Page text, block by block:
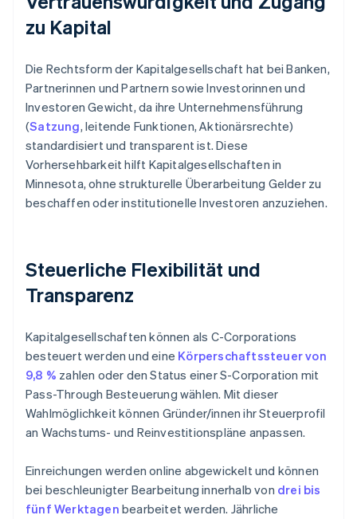
zu Kapital
Die Rechtsform der Kapitalgesellschaft hat bei Banken,
Partnerinnen und Partnern sowie Investorinnen und
Investoren Gewicht, da ihre Unternehmensführung
(Satzung, leitende Funktionen, Aktionärsrechte)
standardisiert und transparent ist. Diese
Vorhersehbarkeit hilft Kapitalgesellschaften in
Minnesota, ohne strukturelle Überarbeitung Gelder zu
beschaffen oder institutionelle Investoren anzuziehen.
Steuerliche Flexibilität und
Transparenz
Kapitalgesellschaften können als C-Corporations
besteuert werden und eine Körperschaftssteuer von
9,8 % zahlen oder den Status einer S-Corporation mit
Pass-Through Besteuerung wählen. Mit dieser
Wahlmöglichkeit können Gründer/innen ihr Steuerprofil
an Wachstums- und Reinvestitionspläne anpassen.
Einreichungen werden online abgewickelt und können
bei beschleunigter Bearbeitung innerhalb von drei bis
fünf Werktagen bearbeitet werden. Jährliche